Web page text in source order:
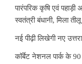
पारंपरिक कृषि एवं पहाड़ी
स्वतंत्री बंधानी, मिला
नई पीढ़ी लिखेगी नए
कॉर्बेट नेशनल पार्क के